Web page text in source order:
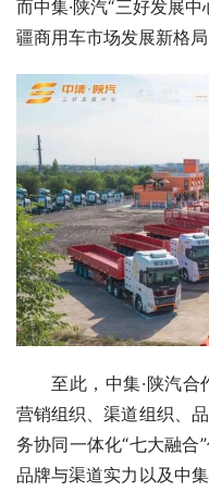
而中集·陕汽“三好发展
疆商用车市场发展新格局
至此，中集·陕汽合
营销组织、渠道组织、
务协同一体化“七大融合
品牌与渠道实力以及中